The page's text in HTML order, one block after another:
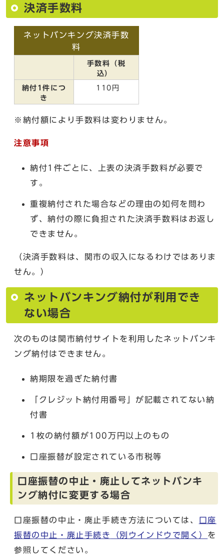
決済手数料
ネットバンキング決済手数
料
手数料（税
込）
納付1件につ
き
110円
※納付額により手数料は変わりません。
注意事項
納付1件ごとに、上表の決済手数料が必要で
す。
重複納付された場合などの理由の如何を問わ
ず、納付の際に負担された決済手数料はお返し
できません。
（決済手数料は、関市の収入になるわけではありま
せん。）
ネットバンキング納付が利用でき
ない場合
次のものは関市納付サイトを利用したネットバンキ
ング納付はできません。
納期限を過ぎた納付書
「クレジット納付用番号」が記載されてない納
付書
1枚の納付額が100万円以上のもの
口座振替が設定されている市税等
口座振替の中止・廃止してネットバンキ
ング納付に変更する場合
口座振替の中止・廃止手続き方法については、
口座
振替の中止・廃止手続き
（別ウインドウで開く） を
参照してください。